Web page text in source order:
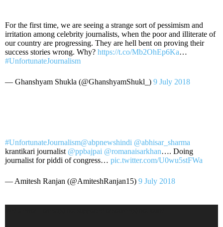
For the first time, we are seeing a strange sort of pessimism and
irritation among celebrity journalists, when the poor and illiterate of
our country are progressing. They are hell bent on proving their
success stories wrong. Why? https://t.co/Mb2OhEp6Ka…
#UnfortunateJournalism
— Ghanshyam Shukla (@GhanshyamShukl_) 9 July 2018
#UnfortunateJournalism@abpnewshindi @abhisar_sharma
krantikari journalist @ppbajpai @romanaisarkhan…. Doing
journalist for piddi of congress… pic.twitter.com/U0wu5stFWa
— Amitesh Ranjan (@AmiteshRanjan15) 9 July 2018